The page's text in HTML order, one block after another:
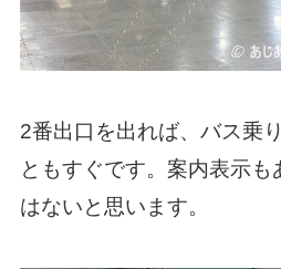
2番出口を出れば、バス乗
ともすぐです。案内表示も
はないと思います。